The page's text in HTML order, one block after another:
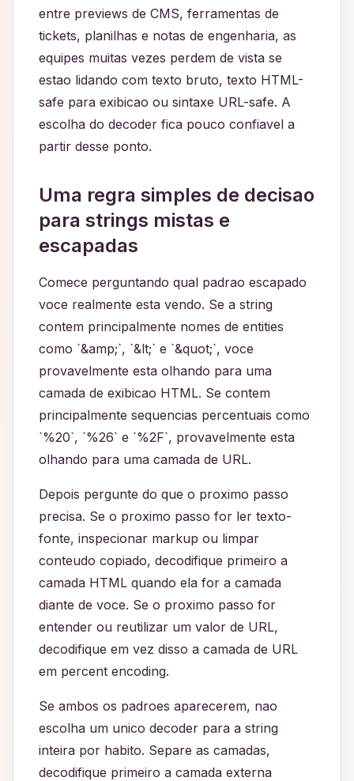
entre previews de CMS, ferramentas de
tickets, planilhas e notas de engenharia, as
equipes muitas vezes perdem de vista se
estao lidando com texto bruto, texto HTML-
safe para exibicao ou sintaxe URL-safe. A
escolha do decoder fica pouco confiavel a
partir desse ponto.
Uma regra simples de decisao
para strings mistas e
escapadas
Comece perguntando qual padrao escapado
voce realmente esta vendo. Se a string
contem principalmente nomes de entities
como `&amp;`, `&lt;` e `&quot;`, voce
provavelmente esta olhando para uma
camada de exibicao HTML. Se contem
principalmente sequencias percentuais como
`%20`, `%26` e `%2F`, provavelmente esta
olhando para uma camada de URL.
Depois pergunte do que o proximo passo
precisa. Se o proximo passo for ler texto-
fonte, inspecionar markup ou limpar
conteudo copiado, decodifique primeiro a
camada HTML quando ela for a camada
diante de voce. Se o proximo passo for
entender ou reutilizar um valor de URL,
decodifique em vez disso a camada de URL
em percent encoding.
Se ambos os padroes aparecerem, nao
escolha um unico decoder para a string
inteira por habito. Separe as camadas,
decodifique primeiro a camada externa